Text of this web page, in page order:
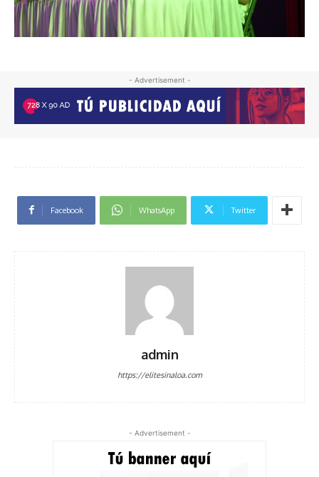
- Advertisement -
Facebook WhatsApp Twitter
admin
https://elitesinaloa.com
- Advertisement -